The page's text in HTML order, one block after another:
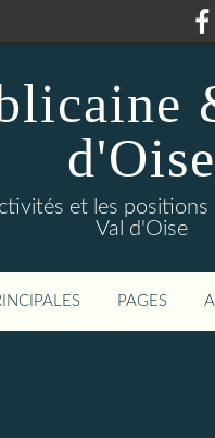
d'Oise
et les positions
Val d'Oise
PAGES